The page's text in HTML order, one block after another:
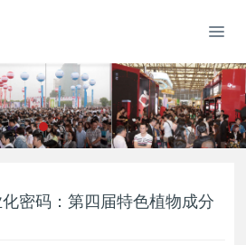
密码：第四届特色植物成分